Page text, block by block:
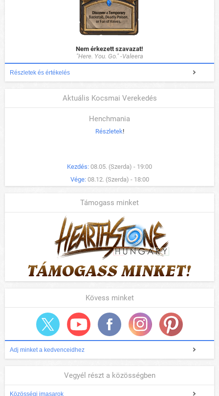
Nem érkezett szavazat!
"Here. You. Go." -Valeera
Részletek és értékelés
Aktuális Kocsmai Verekedés
Henchmania
Részletek!
Kezdés: 08.05. (Szerda) - 19:00
Vége: 08.12. (Szerda) - 18:00
Támogass minket
Kövess minket
Adj minket a kedvenceidhez
Vegyél részt a közösségben
Közösségi imasarok